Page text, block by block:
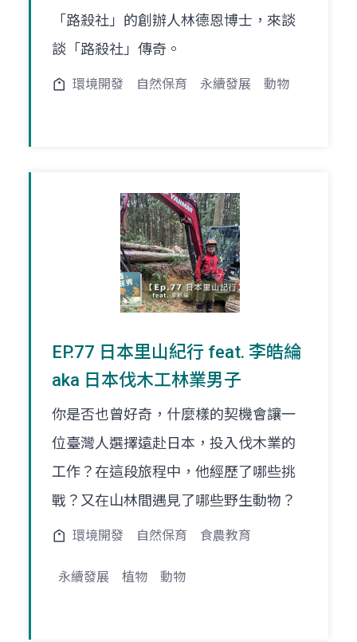
「路殺社」的創辦人林德恩博士，來談
談「路殺社」傳奇。
環境開發 自然保育 永續發展 動物
EP.77 日本里山紀行 feat. 李皓綸
aka 日本伐木工林業男子
你是否也曾好奇，什麼樣的契機會讓一
位臺灣人選擇遠赴日本，投入伐木業的
工作？在這段旅程中，他經歷了哪些挑
戰？又在山林間遇見了哪些野生動物？
環境開發 自然保育 食農教育
永續發展 植物 動物